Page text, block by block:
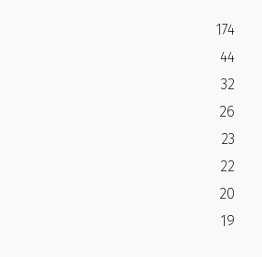
174
44
32
26
23
22
20
19